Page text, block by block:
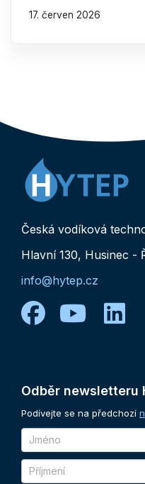
17. červen 2026
Česká vodíková
Hlavní 130, Husinec -
info@hytep.cz
facebook
Odběr newsletteru
Podívejte se na předchozí